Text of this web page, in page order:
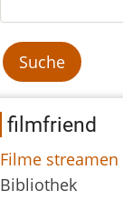
filmfriend
Filme streamen
Bibliothek